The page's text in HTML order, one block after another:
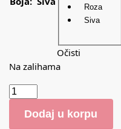
Roza
Siva
Očisti
Na zalihama
Dodaj u korpu